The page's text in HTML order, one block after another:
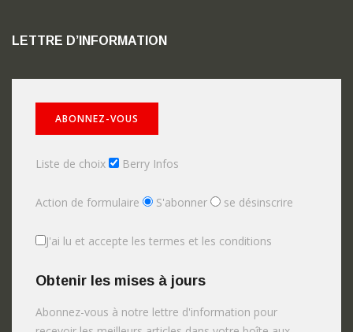
LETTRE D’INFORMATION
Liste de choix Berry Infos
Action de formulaire S'abonner se désinscrire
J'ai lu et accepte les termes et les conditions
Obtenir les mises à jours
Abonnez-vous à notre lettre d'information pour